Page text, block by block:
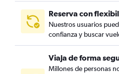
Reserva con
Nuestros usuarios
confianza y buscar
Viaja de forma
Millones de personas